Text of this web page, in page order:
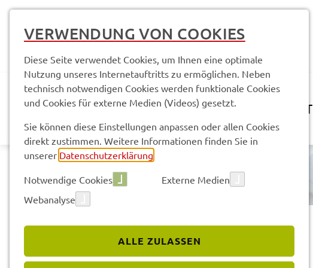
AKTUELLES LANDRATSAMT
VERWENDUNG VON COOKIES
Diese Seite verwendet Cookies, um Ihnen eine optimale
Nutzung unseres Internetauftritts zu ermöglichen. Neben
technisch notwendigen Cookies werden funktionale Cookies
und Cookies für externe Medien (Videos) gesetzt.
Sie können diese Einstellungen anpassen oder allen Cookies
direkt zustimmen. Weitere Informationen finden Sie in
unserer Datenschutzerklärung
Notwendige Cookies
Externe Medien
Webanalyse
ALLE ZULASSEN